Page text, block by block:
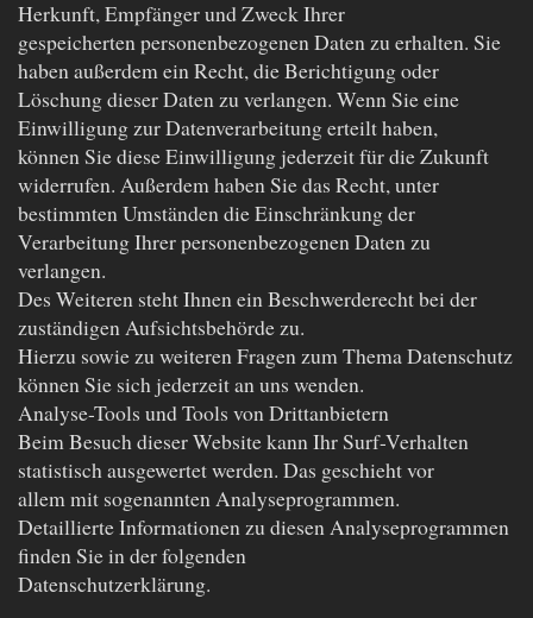
Herkunft, Empfänger und Zweck Ihrer
gespeicherten personenbezogenen Daten zu erhalten. Sie
haben außerdem ein Recht, die Berichtigung oder
Löschung dieser Daten zu verlangen. Wenn Sie eine
Einwilligung zur Datenverarbeitung erteilt haben,
können Sie diese Einwilligung jederzeit für die Zukunft
widerrufen. Außerdem haben Sie das Recht, unter
bestimmten Umständen die Einschränkung der
Verarbeitung Ihrer personenbezogenen Daten zu
verlangen.
Des Weiteren steht Ihnen ein Beschwerderecht bei der
zuständigen Aufsichtsbehörde zu.
Hierzu sowie zu weiteren Fragen zum Thema Datenschutz
können Sie sich jederzeit an uns wenden.
Analyse-Tools und Tools von Drittanbietern
Beim Besuch dieser Website kann Ihr Surf-Verhalten
statistisch ausgewertet werden. Das geschieht vor
allem mit sogenannten Analyseprogrammen.
Detaillierte Informationen zu diesen Analyseprogrammen
finden Sie in der folgenden
Datenschutzerklärung.